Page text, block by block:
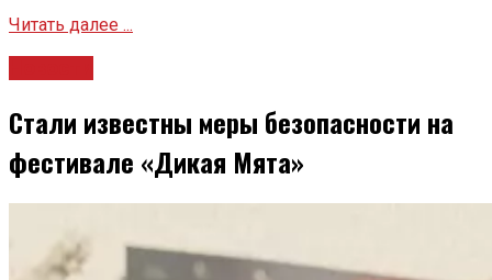
Читать далее ...
Стали известны меры безопасности на
фестивале «Дикая Мята»